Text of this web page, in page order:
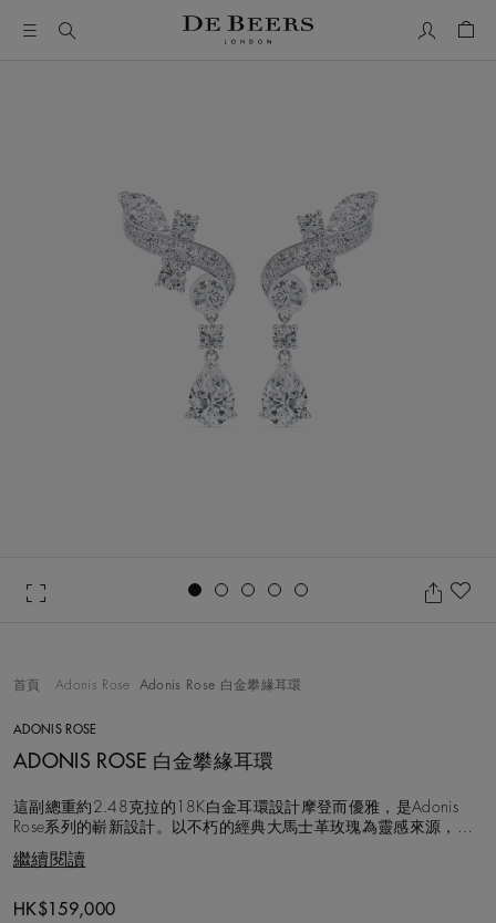
首頁 Adonis Rose Adonis Rose 白金攀緣耳環
ADONIS ROSE
ADONIS ROSE 白金攀緣耳環
這副總重約2.48克拉的18K白金耳環設計摩登而優雅，是Adonis
Rose系列的嶄新設計。以不朽的經典大馬士革玫瑰為靈感來源，圓
繞，展現花葉錯綜盤繞之態。耳環共鑲嵌兩顆彼此完美相襯的梨形
家團隊以遵循道德章
繼續閱讀
Original price
HK$159,000